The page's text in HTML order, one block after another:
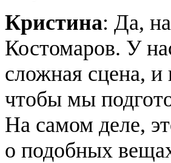
Кристина: Да,
Костомаров. У
сложная сцена, и
чтобы мы
На самом деле,
о подобных